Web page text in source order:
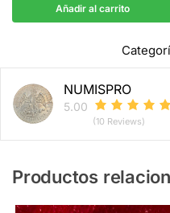
Añadir al carrito
NUMISPRO
5.00
(10 Reviews)
Productos